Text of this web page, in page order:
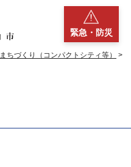
緊急・防災
まちづくり（コンパクトシティ等）
>